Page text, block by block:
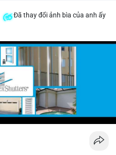
Đã thay đổi ảnh bìa của anh ấy